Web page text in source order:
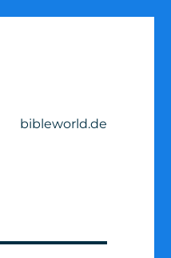
bibleworld.de